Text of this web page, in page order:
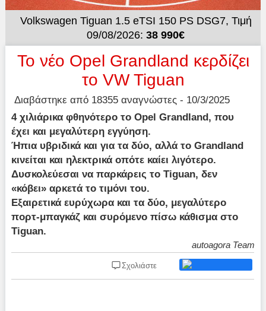
Volkswagen Tiguan 1.5 eTSI 150 PS DSG7, Τιμή
09/08/2026: 38 990€
Το νέο Opel Grandland κερδίζει
το VW Tiguan
Διαβάστηκε από 18355 αναγνώστες - 10/3/2025
4 χιλιάρικα φθηνότερο το Opel Grandland, που
έχει και μεγαλύτερη εγγύηση.
Ήπια υβριδικά και για τα δύο, αλλά το Grandland
κινείται και ηλεκτρικά οπότε καίει λιγότερο.
Δυσκολεύεσαι να παρκάρεις το Tiguan, δεν
«κόβει» αρκετά το τιμόνι του.
Εξαιρετικά ευρύχωρα και τα δύο, μεγαλύτερο
πορτ-μπαγκάζ και συρόμενο πίσω κάθισμα στο
Tiguan.
autoagora Team
Σχολιάστε